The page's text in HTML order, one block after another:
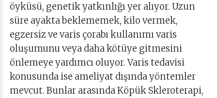
öyküsü, genetik yatkınlığı yer alıyor. Uzun
süre ayakta beklememek, kilo vermek,
egzersiz ve varis çorabı kullanımı varis
oluşumunu veya daha kötüye gitmesini
önlemeye yardımcı oluyor. Varis tedavisi
konusunda ise ameliyat dışında yöntemler
mevcut. Bunlar arasında Köpük Skleroterapi,